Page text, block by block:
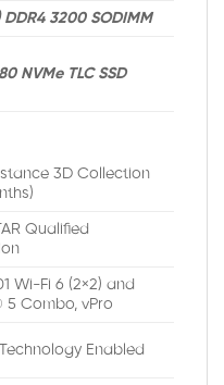
DDR4 3200 SODIMM
NVMe TLC SSD
3D Collection
Qualified
Wi-Fi 6 (2×2) and
Combo, vPro
Enabled